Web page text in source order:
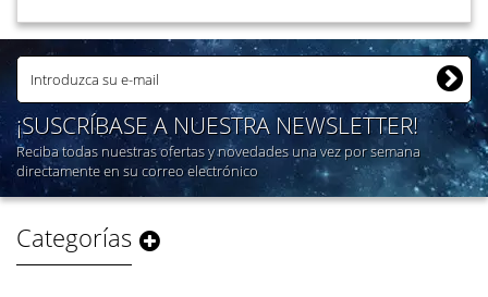
¡SUSCRÍBASE A NUESTRA NEWSLETTER!
Reciba todas nuestras ofertas y novedades una vez por semana
directamente en su correo electrónico
Categorías